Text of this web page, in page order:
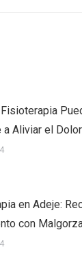
a Aliviar el
en Adeje:
con